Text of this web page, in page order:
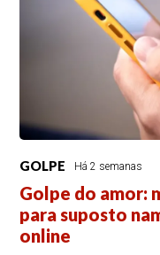
GOLPE Há 2 semanas
Golpe do amor:
para suposto
online